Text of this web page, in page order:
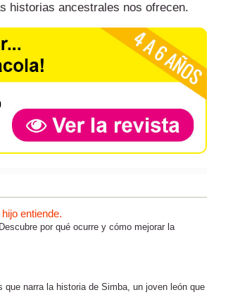
historias ancestrales nos ofrecen.
entiende.
por qué ocurre y cómo mejorar la
narra la historia de Simba, un joven león que